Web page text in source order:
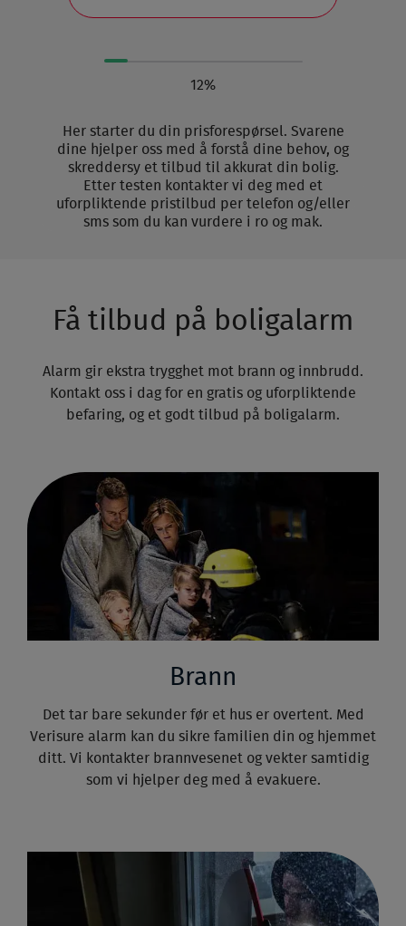
12%
Her starter du din prisforespørsel. Svarene
dine hjelper oss med å forstå dine behov, og
skreddersy et tilbud til akkurat din bolig.
Etter testen kontakter vi deg med et
uforpliktende pristilbud per telefon og/eller
sms som du kan vurdere i ro og mak.
Få tilbud på boligalarm
Alarm gir ekstra trygghet mot brann og innbrudd.
Kontakt oss i dag for en gratis og uforpliktende
befaring, og et godt tilbud på boligalarm.
Brann
Det tar bare sekunder før et hus er overtent. Med
Verisure alarm kan du sikre familien din og hjemmet
ditt. Vi kontakter brannvesenet og vekter samtidig
som vi hjelper deg med å evakuere.